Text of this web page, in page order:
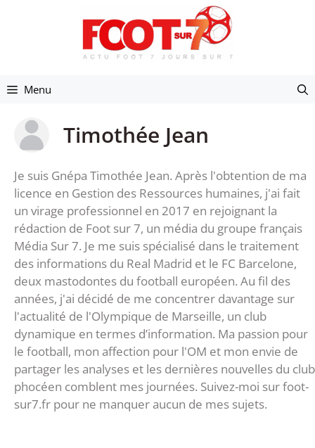
Menu
Timothée Jean
Je suis Gnépa Timothée Jean. Après l'obtention de ma
licence en Gestion des Ressources humaines, j'ai fait
un virage professionnel en 2017 en rejoignant la
rédaction de Foot sur 7, un média du groupe français
Média Sur 7. Je me suis spécialisé dans le traitement
des informations du Real Madrid et le FC Barcelone,
deux mastodontes du football européen. Au fil des
années, j'ai décidé de me concentrer davantage sur
l'actualité de l'Olympique de Marseille, un club
dynamique en termes d’information. Ma passion pour
le football, mon affection pour l'OM et mon envie de
partager les analyses et les dernières nouvelles du club
phocéen comblent mes journées. Suivez-moi sur foot-
sur7.fr pour ne manquer aucun de mes sujets.